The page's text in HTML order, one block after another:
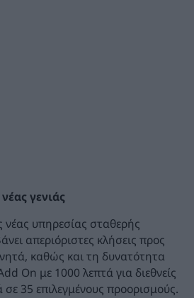
γενιάς
υπηρεσίας σταθερής
απεριόριστες κλήσεις προς
καθώς και τη δυνατότητα
On με 1000 λεπτά για διεθνείς
35 επιλεγμένους προορισμούς.